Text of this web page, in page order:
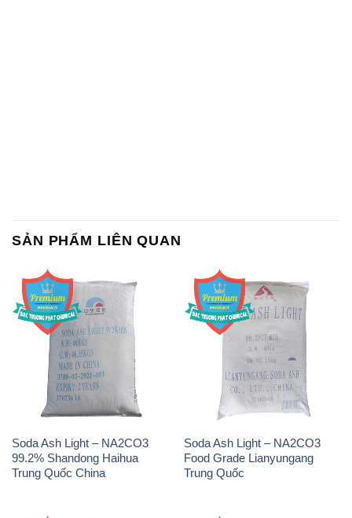
SẢN PHẨM LIÊN QUAN
Soda Ash Light – NA2CO3
99.2% Shandong Haihua
Trung Quốc China
Soda Ash Light – NA2CO3
Food Grade Lianyungang
Trung Quốc